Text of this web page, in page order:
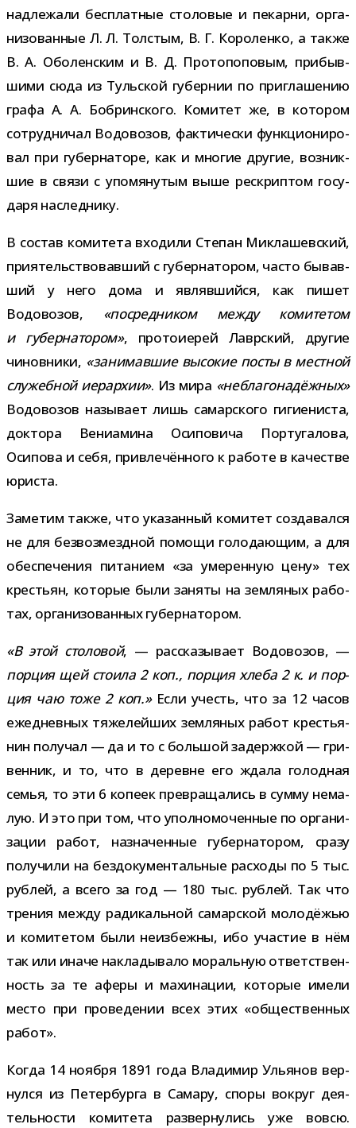
над­ле­жали бес­плат­ные сто­ло­вые и пекарни, орга­
ни­зо­ван­ные Л. Л. Толстым, В. Г. Короленко, а также
В. А. Оболенским и В. Д. Протопоповым, при­быв­
шими сюда из Тульской губер­нии по при­гла­ше­нию
графа А. А. Бобринского. Комитет же, в кото­ром
сотруд­ни­чал Водовозов, фак­ти­че­ски функ­ци­о­ни­ро­
вал при губер­на­торе, как и мно­гие дру­гие, воз­ник­
шие в связи с упо­мя­ну­тым выше рескрип­том госу­
даря наследнику.
В состав коми­тета вхо­дили Степан Миклашевский,
при­я­тель­ство­вав­ший с губер­на­то­ром, часто бывав­
ший у него дома и являв­шийся, как пишет
Водовозов, «посред­ни­ком между коми­те­том
и губер­на­то­ром», про­то­и­е­рей Лаврский, дру­гие
чинов­ники, «зани­мав­шие высо­кие посты в мест­ной
слу­жеб­ной иерар­хии». Из мира «небла­го­на­дёж­ных»
Водовозов назы­вает лишь самар­ского гиги­е­ни­ста,
док­тора Вениамина Осиповича Португалова,
Осипова и себя, при­вле­чён­ного к работе в каче­стве
юриста.
Заметим также, что ука­зан­ный коми­тет созда­вался
не для без­воз­мезд­ной помощи голо­да­ю­щим, а для
обес­пе­че­ния пита­нием «за уме­рен­ную цену» тех
кре­стьян, кото­рые были заняты на зем­ля­ных рабо­
тах, орга­ни­зо­ван­ных губернатором.
«В этой сто­ло­вой, — рас­ска­зы­вает Водовозов, —
пор­ция щей сто­ила 2 коп., пор­ция хлеба 2 к. и пор­
ция чаю тоже 2 коп.»Если учесть, что за 12 часов
еже­днев­ных тяже­лей­ших зем­ля­ных работ кре­стья­
нин полу­чал — да и то с боль­шой задерж­кой — гри­
вен­ник, и то, что в деревне его ждала голод­ная
семья, то эти 6 копеек пре­вра­ща­лись в сумму нема­
лую. И это при том, что упол­но­мо­чен­ные по орга­ни­
за­ции работ, назна­чен­ные губер­на­то­ром, сразу
полу­чили на без­до­ку­мен­таль­ные рас­ходы по 5 тыс.
руб­лей, а всего за год — 180 тыс. руб­лей. Так что
тре­ния между ради­каль­ной самар­ской моло­дё­жью
и коми­те­том были неиз­бежны, ибо уча­стие в нём
так или иначе накла­ды­вало мораль­ную ответ­ствен­
ность за те аферы и махи­на­ции, кото­рые имели
место при про­ве­де­нии всех этих «обще­ствен­ных
работ».
Когда 14 ноября 1891 года Владимир Ульянов вер­
нулся из Петербурга в Самару, споры вокруг дея­
тель­но­сти коми­тета раз­вер­ну­лись уже вовсю.